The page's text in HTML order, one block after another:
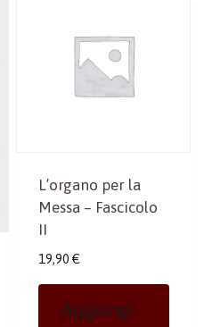
L’organo per la
Messa – Fascicolo
II
19,90 €
Aggiungi